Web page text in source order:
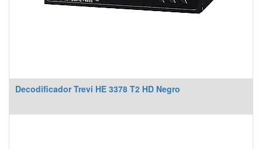
Decodificador Trevi HE 3378 T2 HD Negro